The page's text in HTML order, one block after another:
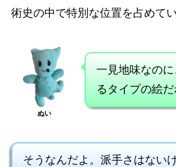
術史の中で特別な位置を占めてい
ぬい
一見地味なの
るタイプの絵だ
そうなんだよ。派手さはない